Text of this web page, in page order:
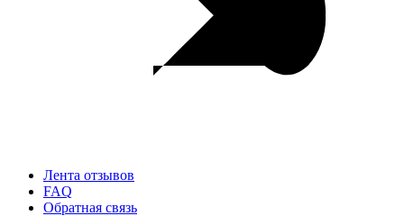
Лента отзывов
FAQ
Обратная связь